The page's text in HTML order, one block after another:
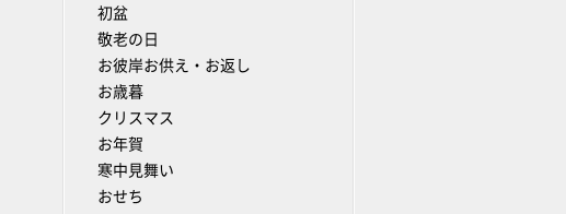
初盆
敬老の日
お彼岸お供え・お返し
お歳暮
クリスマス
お年賀
寒中見舞い
おせち